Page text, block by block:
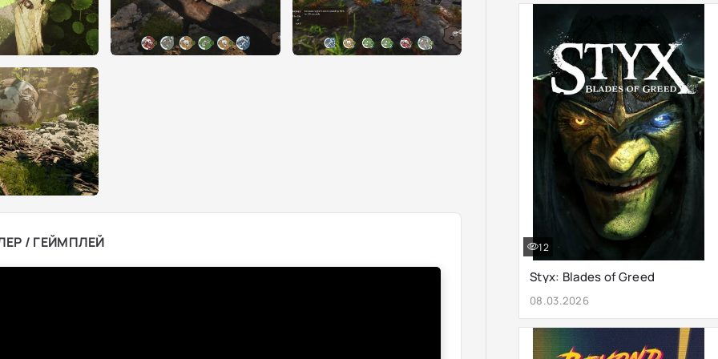
/ ГЕЙМПЛЕЙ
Styx: Blades of Greed
08.03.2026
12